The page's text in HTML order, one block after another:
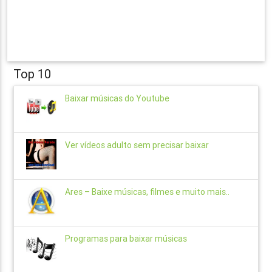
Top 10
Baixar músicas do Youtube
Ver vídeos adulto sem precisar baixar
Ares – Baixe músicas, filmes e muito mais..
Programas para baixar músicas